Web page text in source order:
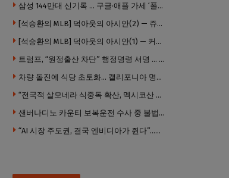
삼성 144만대 신기록 … 구글·애플 가세 ‘폴더블 대전’ 열린다
[석승환의 MLB] 덕아웃의 아시안(2) — 쥬우크, 지금 괜찮아요?
[석승환의 MLB] 덕아웃의 아시안(1) — 커트 스즈키가 우리에게 묻는 것
트럼프, “원정출산 차단” 행정명령 서명 … 외국 공무원 자녀도 시민권 안준다
차량 돌진에 식당 초토화… 캘리포니아 명물 버거집 “다시 일어설 수 있도록 도와주세요”
“전국적 살모네라 식중독 확산, 멕시코산 할라피뇨”– CDC
샌버나디노 카운티 보복운전 수사 중 불법 총기 20정·탄약 2만 발 압수
“AI 시장 주도권, 결국 엔비디아가 쥔다”…모건스탠리 장담